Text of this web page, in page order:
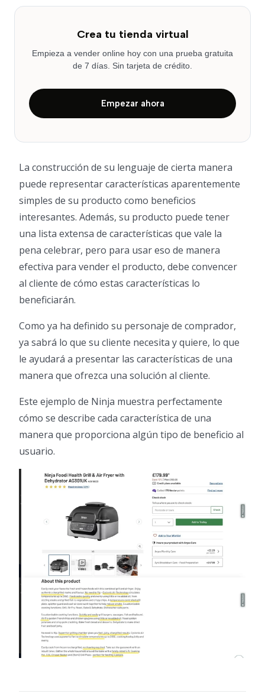
Crea tu tienda virtual
Empieza a vender online hoy con una prueba gratuita
de 7 días. Sin tarjeta de crédito.
Empezar ahora
La construcción de su lenguaje de cierta manera
puede representar características aparentemente
simples de su producto como beneficios
interesantes. Además, su producto puede tener
una lista extensa de características que vale la
pena celebrar, pero para usar eso de manera
efectiva para vender el producto, debe convencer
al cliente de cómo estas características lo
beneficiarán.
Como ya ha definido su personaje de comprador,
ya sabrá lo que su cliente necesita y quiere, lo que
le ayudará a presentar las características de una
manera que ofrezca una solución al cliente.
Este ejemplo de Ninja muestra perfectamente
cómo se describe cada característica de una
manera que proporciona algún tipo de beneficio al
usuario.